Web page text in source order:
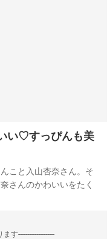
い♡すっぴんも美
こと入山杏奈さん。そ
さんのかわいいをたく
す--------------------